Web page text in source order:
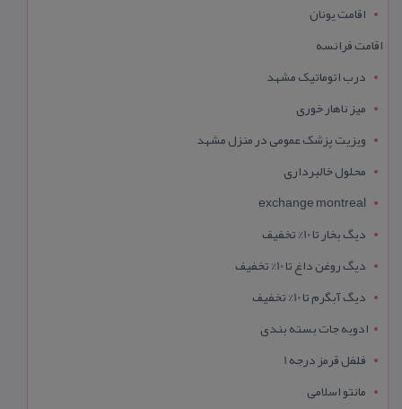
اقامت یونان
اقامت فرانسه
درب اتوماتیک مشهد
میز ناهار خوری
ویزیت پزشک عمومی در منزل مشهد
محلول خالبرداری
exchange montreal
دیگ بخار تا 10% تخفیف
دیگ روغن داغ تا 10% تخفیف
دیگ آبگرم تا 10% تخفیف
ادویه جات بسته بندی
فلفل قرمز درجه 1
مانتو اسلامی